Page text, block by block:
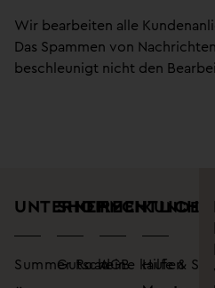
Wir bearbeiten alle
Das Spammen von
beschleunigt nicht den
UNTERNEHMEN
Summer Road
SHOP
Gutscheine kaufen
AGB Hilfe &